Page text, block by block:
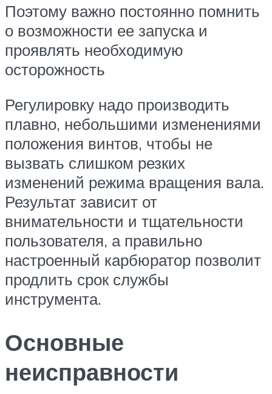
Поэтому важно постоянно помнить
о возможности ее запуска и
проявлять необходимую
осторожность
Регулировку надо производить
плавно, небольшими изменениями
положения винтов, чтобы не
вызвать слишком резких
изменений режима вращения вала.
Результат зависит от
внимательности и тщательности
пользователя, а правильно
настроенный карбюратор позволит
продлить срок службы
инструмента.
Основные
неисправности